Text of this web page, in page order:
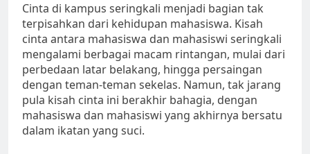
Cinta di kampus seringkali menjadi bagian tak
terpisahkan dari kehidupan mahasiswa. Kisah
cinta antara mahasiswa dan mahasiswi seringkali
mengalami berbagai macam rintangan, mulai dari
perbedaan latar belakang, hingga persaingan
dengan teman-teman sekelas. Namun, tak jarang
pula kisah cinta ini berakhir bahagia, dengan
mahasiswa dan mahasiswi yang akhirnya bersatu
dalam ikatan yang suci.